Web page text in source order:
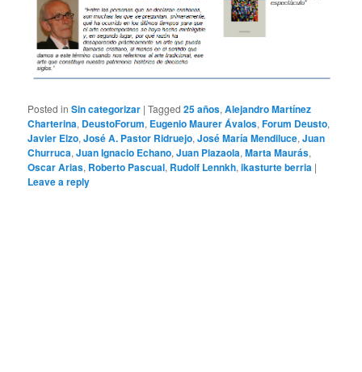
Posted in Sin categorizar |Tagged 25 años,Alejandro Martínez
Charterina, DeustoForum, Eugenio Maurer Ávalos,Forum Deusto,
Javier Elzo,José A. Pastor Ridruejo,José María Mendiluce,Juan
Churruca,Juan Ignacio Echano,Juan Plazaola,Marta Maurás,
Oscar Arias, Roberto Pascual, Rudolf Lennkh,ikasturte berria |
Leave a reply